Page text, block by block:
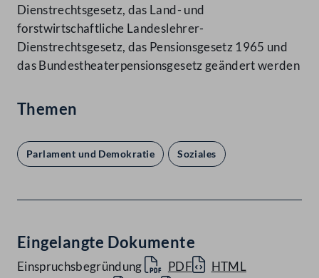
Dienstrechtsgesetz, das Land- und
forstwirtschaftliche Landeslehrer-
Dienstrechtsgesetz, das Pensionsgesetz 1965 und
das Bundestheaterpensionsgesetz geändert werden
Themen
Parlament und Demokratie Soziales
Eingelangte Dokumente
Einspruchsbegründung PDF
HTML